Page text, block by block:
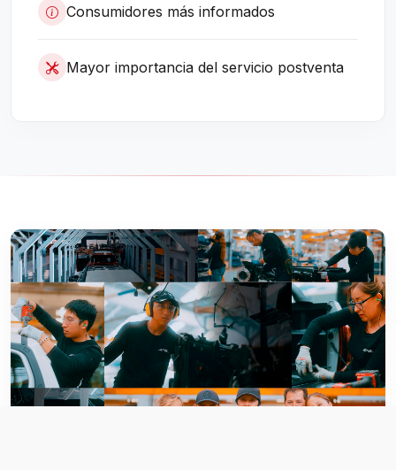
Consumidores más informados
Mayor importancia del servicio postventa